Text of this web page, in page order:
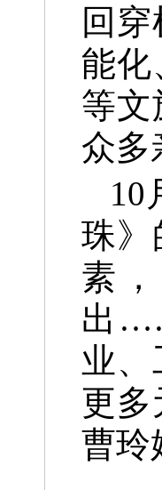
回
能化
等文
众多
10
珠》
素
出
业
更
曹